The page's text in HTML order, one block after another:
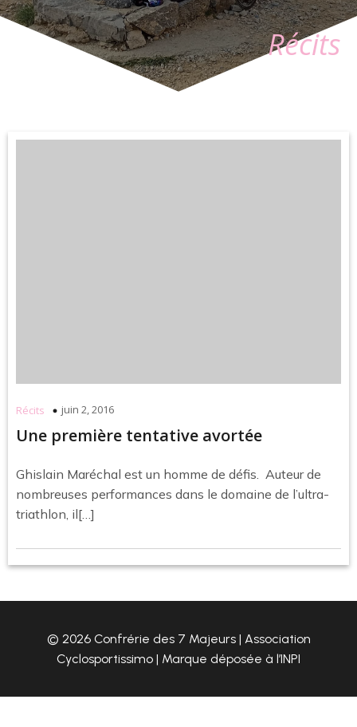
Récits
Récits juin 2, 2016
Une première tentative avortée
Ghislain Maréchal est un homme de défis. Auteur de
nombreuses performances dans le domaine de l’ultra-
triathlon, il[…]
© 2026 Confrérie des 7 Majeurs | Association
Cyclosportissimo | Marque déposée à l’INPI